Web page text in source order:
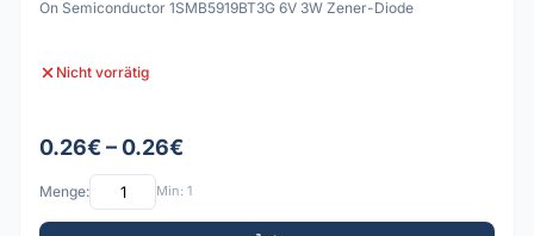
On Semiconductor 1SMB5919BT3G 6V 3W Zener-Diode
Nicht vorrätig
0.26€ – 0.26€
Menge: Min: 1